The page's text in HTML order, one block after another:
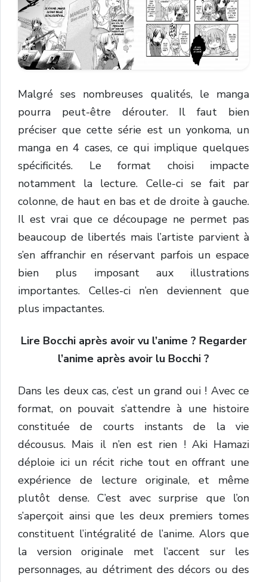
Malgré ses nombreuses qualités, le manga
pourra peut-être dérouter. Il faut bien
préciser que cette série est un yonkoma, un
manga en 4 cases, ce qui implique quelques
spécificités. Le format choisi impacte
notamment la lecture. Celle-ci se fait par
colonne, de haut en bas et de droite à gauche.
Il est vrai que ce découpage ne permet pas
beaucoup de libertés mais l’artiste parvient à
s’en affranchir en réservant parfois un espace
bien plus imposant aux illustrations
importantes. Celles-ci n’en deviennent que
plus impactantes.
Lire Bocchi après avoir vu l’anime ? Regarder
l’anime après avoir lu Bocchi ?
Dans les deux cas, c’est un grand oui ! Avec ce
format, on pouvait s’attendre à une histoire
constituée de courts instants de la vie
décousus. Mais il n’en est rien ! Aki Hamazi
déploie ici un récit riche tout en offrant une
expérience de lecture originale, et même
plutôt dense. C’est avec surprise que l’on
s’aperçoit ainsi que les deux premiers tomes
constituent l’intégralité de l’anime. Alors que
la version originale met l’accent sur les
personnages, au détriment des décors ou des